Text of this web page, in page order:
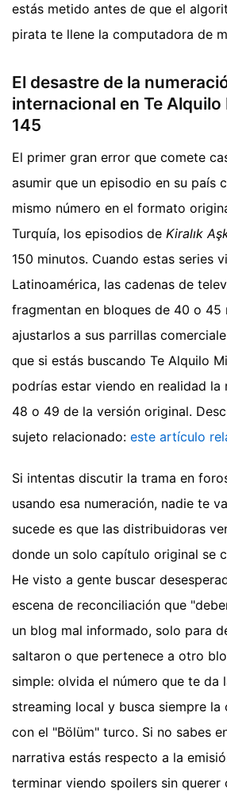
estás metido antes de que el
pirata te llene la computadora de
El desastre de la
internacional en Te Alquilo
145
El primer gran error que comete
asumir que un episodio en su país
mismo número en el formato
Turquía, los episodios de Kiralık
150 minutos. Cuando estas series
Latinoamérica, las cadenas de
fragmentan en bloques de 40 o 45
ajustarlos a sus parrillas
que si estás buscando Te Alquilo
podrías estar viendo en realidad la
48 o 49 de la versión original.
sujeto relacionado: este artículo
Si intentas discutir la trama en
usando esa numeración, nadie te
sucede es que las distribuidoras
donde un solo capítulo original se
He visto a gente buscar
escena de reconciliación que
un blog mal informado, solo para
saltaron o que pertenece a otro
simple: olvida el número que te da
streaming local y busca siempre la
con el "Bölüm" turco. Si no sabes
narrativa estás respecto a la
terminar viendo spoilers sin querer